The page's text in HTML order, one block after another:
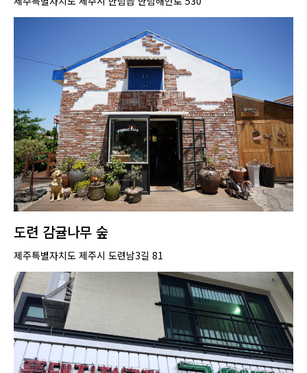
도련 감귤나무 숲
제주특별자치도 제주시 도련남3길 81